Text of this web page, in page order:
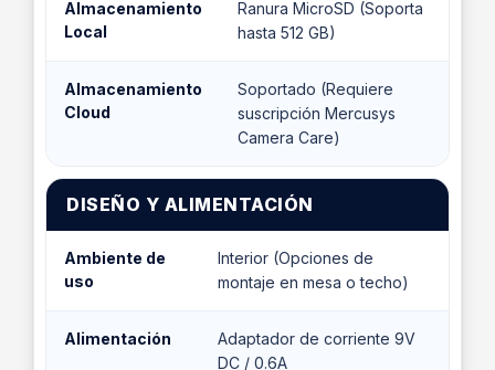
Almacenamiento
Local
Ranura MicroSD (Soporta
hasta 512 GB)
Almacenamiento
Cloud
Soportado (Requiere
suscripción Mercusys
Camera Care)
DISEÑO Y ALIMENTACIÓN
Ambiente de
uso
Interior (Opciones de
montaje en mesa o techo)
Alimentación
Adaptador de corriente 9V
DC / 0.6A